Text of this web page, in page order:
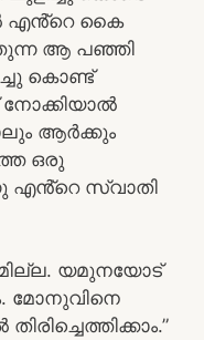
എൻ്റെ കൈ
ആ പഞ്ഞി
കൊണ്ട്
നോക്കിയാൽ
ആർക്കും
ഒരു
എൻ്റെ സ്വാതി
യമുനയോട്
മോനുവിനെ